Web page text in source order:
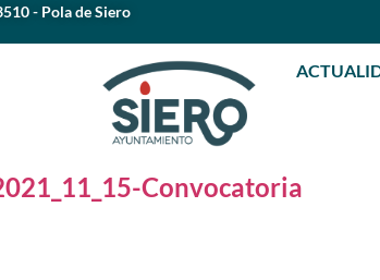
- Pola de Siero
Convocatoria